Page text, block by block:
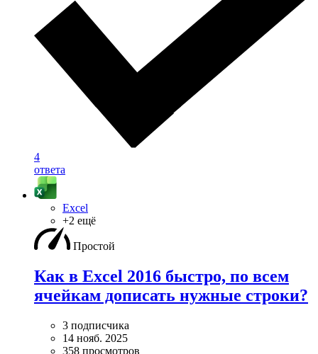
4
ответа
Excel
+2 ещё
Простой
Как в Excel 2016 быстро, по всем
ячейкам дописать нужные строки?
3 подписчика
14 нояб. 2025
358 просмотров